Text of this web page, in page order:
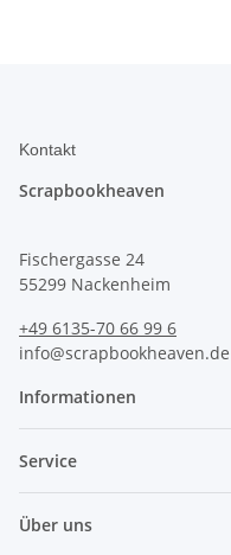
Kontakt
Scrapbookheaven
Fischergasse 24
55299 Nackenheim
+49 6135-70 66 99 6
info@scrapbookheaven.de
Informationen
Service
Über uns